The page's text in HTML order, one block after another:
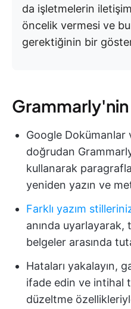
da işletmelerin
öncelik vermesi ve
gerektiğinin bir
Google Dokümanlar
doğrudan
kullanarak
yeniden yazın ve
Farklı yazım
anında uyarlayarak,
belgeler arasında
Hataları yakalayın,
ifade edin ve intihal
düzeltme